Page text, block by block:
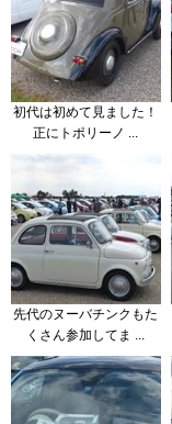
初代は初めて見ました！
正にトポリーノ ...
先代のヌーバチンクもた
くさん参加してま ...